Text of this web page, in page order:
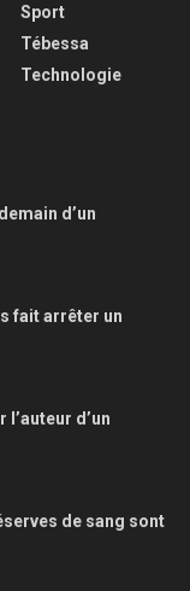
Sport
Tébessa
Technologie
d’un
fait arrêter un
l’auteur d’un
de sang sont